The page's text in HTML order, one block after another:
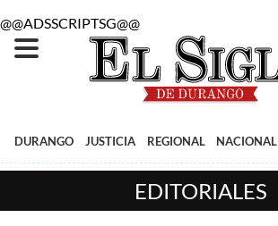
@@ADSSCRIPTSG@@
DURANGO JUSTICIA REGIONAL NACIONAL
EDITORIALES